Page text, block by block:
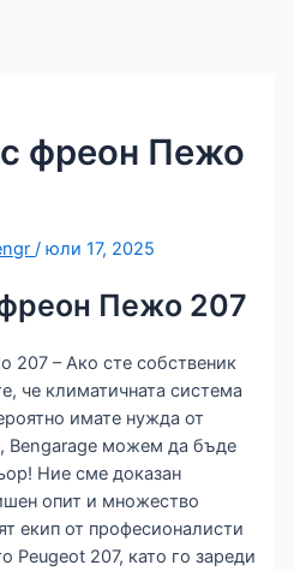
фреон Пежо
/юли 17, 2025
Пежо 207
207 – Ако сте собственик
че климатичната система
имате нужда от
Bengarage можем да бъде
Ние сме доказан
опит и множество
екип от професионалисти
Peugeot 207, като го зареди